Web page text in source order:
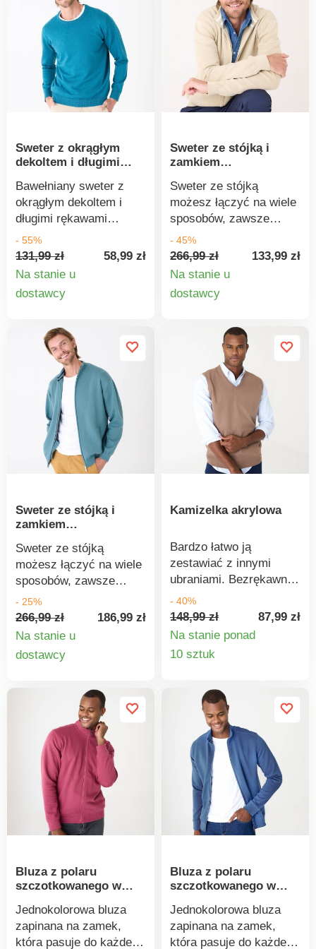
1216/3 IFTH). Ten znak
identyfikuje produkty
tekstylne poddane
testom laboratoryjnym
na obecność szerokiej
gamy substancji
szkodliwych, a produkt
poza obowiązujące
normy. Można prać w
pralce.
produkty tekstylne
poddane testom
laboratoryjnym na
obecność szerokiej
gamy substancji
szkodliwych i
spełniające normy
Sweter z okrągłym
dekoltem i długimi
Bawełniany sweter z
okrągłym dekoltem i
długimi rękawami
powinien być podstawą
każdej nowoczesnej
garderoby. Okrągły
Ściągacze u dołu. Oeko-
CQ 1216/3 IFTH). Ten
znak identyfikuje
produkty tekstylne
poddane testom
laboratoryjnym na
obecność szerokiej
gamy substancji
szkodliwych i
spełniające normy
- 55%
131,99 zł
58,99 zł
Na stanie u
dostawcy
Sweter ze stójką i
zamkiem
Sweter ze stójką
możesz łączyć na wiele
sposobów, zawsze
będzie wyglądał
świetnie. Wysokiej
jakości, gruby
Milano. Stójka. Długie
błyskawiczny z przodu
na całej długości. 2
kieszenie z lamówką.
Ściągacz u dołu. Można
prać w pralce.
- 45%
266,99 zł
133,99 zł
Na stanie u
dostawcy
Sweter ze stójką i
zamkiem
Sweter ze stójką
możesz łączyć na wiele
sposobów, zawsze
będzie wyglądał
świetnie. Wysokiej
jakości, gruby
Milano. Stójka. Długie
błyskawiczny z przodu
na całej długości. 2
kieszenie z lamówką.
Ściągacz u dołu. Można
prać w pralce.
- 25%
266,99 zł
186,99 zł
Na stanie u
dostawcy
Kamizelka akrylowa
Bardzo łatwo ją
zestawiać z innymi
ubraniami. Bezrękawnik
z dekoltem w serek jest
wygodny w noszeniu i
bardzo łatwy w
utrzymaniu, a jakość
gwarantuje marka
- 40%
148,99 zł
87,99 zł
Na stanie ponad
10 sztuk
Bluza z polaru
szczotkowanego w
zapinana na zamek
Jednokolorowa bluza
zapinana na zamek,
która pasuje do każdej
Bluza z polaru
szczotkowanego w
zapinana na zamek
Jednokolorowa bluza
zapinana na zamek,
która pasuje do każdej